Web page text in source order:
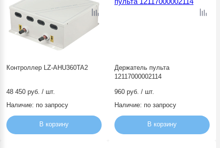
Контроллер LZ-AHU360TA2
48 450 руб. / шт.
Наличие: по запросу
В корзину
Держатель пульта
12117000002114
960 руб. / шт.
Наличие: по запросу
В корзину